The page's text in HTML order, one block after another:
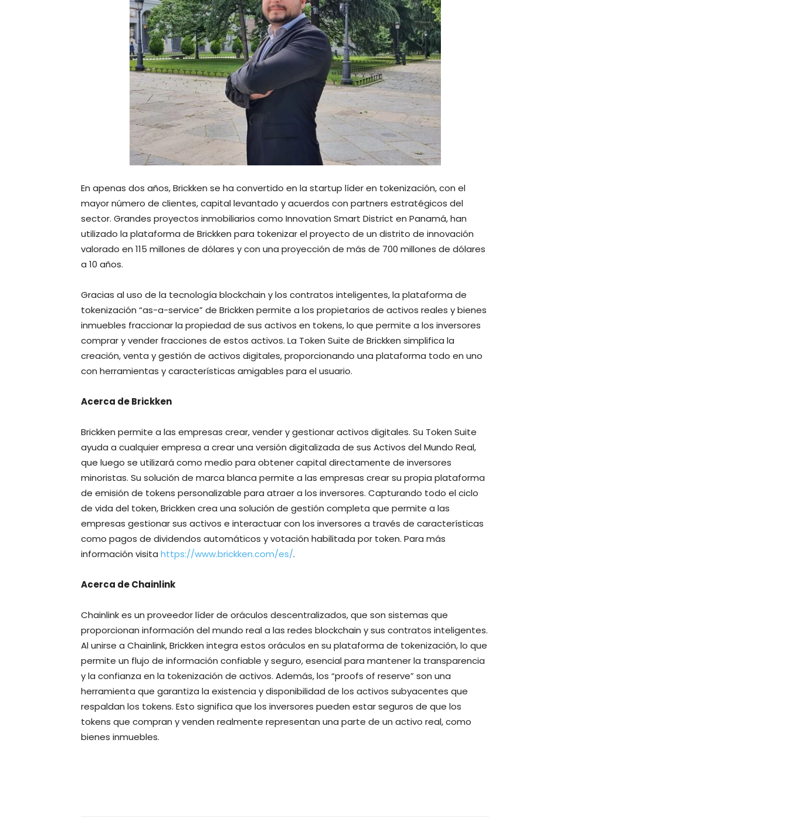
En apenas dos años, Brickken se ha convertido en la startup líder en tokenización, con el
mayor número de clientes, capital levantado y acuerdos con partners estratégicos del
sector. Grandes proyectos inmobiliarios como Innovation Smart District en Panamá, han
utilizado la plataforma de Brickken para tokenizar el proyecto de un distrito de innovación
valorado en 115 millones de dólares y con una proyección de más de 700 millones de dólares
a 10 años.
Gracias al uso de la tecnología blockchain y los contratos inteligentes, la plataforma de
tokenización “as-a-service” de Brickken permite a los propietarios de activos reales y bienes
inmuebles fraccionar la propiedad de sus activos en tokens, lo que permite a los inversores
comprar y vender fracciones de estos activos. La Token Suite de Brickken simplifica la
creación, venta y gestión de activos digitales, proporcionando una plataforma todo en uno
con herramientas y características amigables para el usuario.
Acerca de Brickken
Brickken permite a las empresas crear, vender y gestionar activos digitales. Su Token Suite
ayuda a cualquier empresa a crear una versión digitalizada de sus Activos del Mundo Real,
que luego se utilizará como medio para obtener capital directamente de inversores
minoristas. Su solución de marca blanca permite a las empresas crear su propia plataforma
de emisión de tokens personalizable para atraer a los inversores. Capturando todo el ciclo
de vida del token, Brickken crea una solución de gestión completa que permite a las
empresas gestionar sus activos e interactuar con los inversores a través de características
como pagos de dividendos automáticos y votación habilitada por token. Para más
información visita https://www.brickken.com/es/.
Acerca de Chainlink
Chainlink es un proveedor líder de oráculos descentralizados, que son sistemas que
proporcionan información del mundo real a las redes blockchain y sus contratos inteligentes.
Al unirse a Chainlink, Brickken integra estos oráculos en su plataforma de tokenización, lo que
permite un flujo de información confiable y seguro, esencial para mantener la transparencia
y la confianza en la tokenización de activos. Además, los “proofs of reserve” son una
herramienta que garantiza la existencia y disponibilidad de los activos subyacentes que
respaldan los tokens. Esto significa que los inversores pueden estar seguros de que los
tokens que compran y venden realmente representan una parte de un activo real, como
bienes inmuebles.